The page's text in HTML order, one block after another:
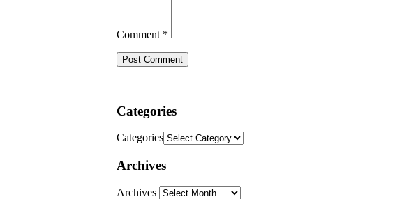
Comment *
Categories
Categories
Archives
Archives